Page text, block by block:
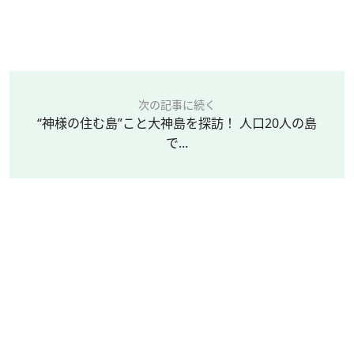
次の記事に続く
“神様の住む島”こと大神島を探訪！ 人口20人の島
で...